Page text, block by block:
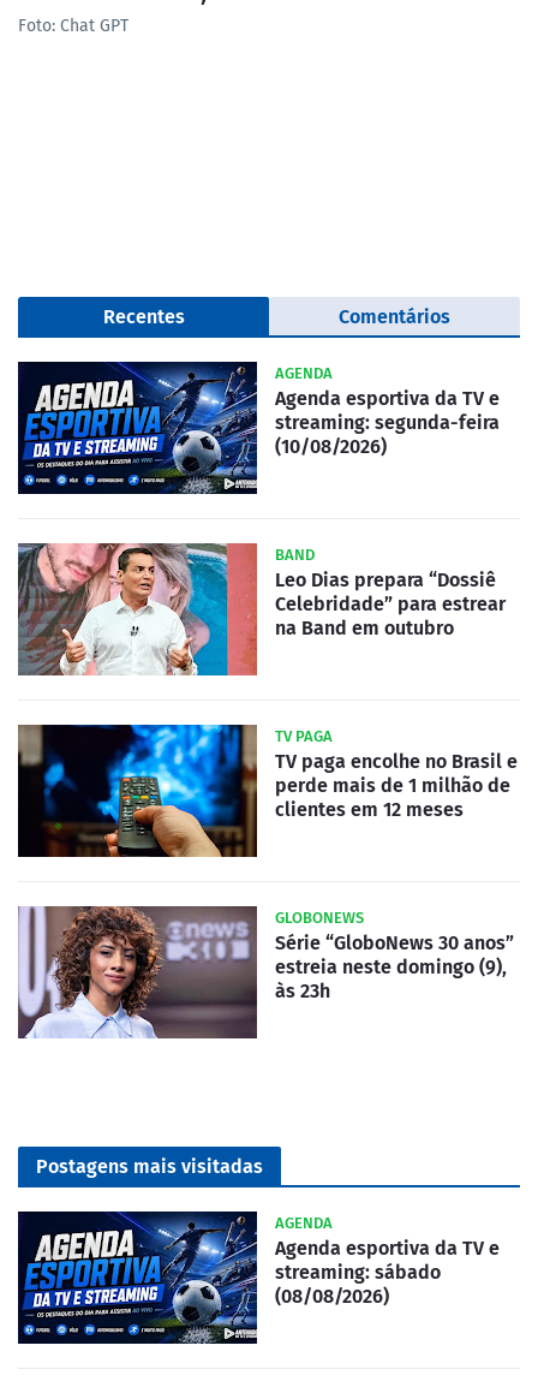
Foto: Chat GPT
Recentes Comentários
AGENDA
Agenda esportiva da TV e
streaming: segunda-feira
(10/08/2026)
BAND
Leo Dias prepara “Dossiê
Celebridade” para estrear
na Band em outubro
TV PAGA
TV paga encolhe no Brasil e
perde mais de 1 milhão de
clientes em 12 meses
GLOBONEWS
Série “GloboNews 30 anos”
estreia neste domingo (9),
às 23h
Postagens mais visitadas
AGENDA
Agenda esportiva da TV e
streaming: sábado
(08/08/2026)